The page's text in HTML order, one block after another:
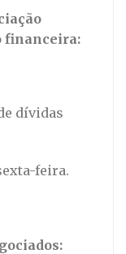
financeira:
dívidas
feira.